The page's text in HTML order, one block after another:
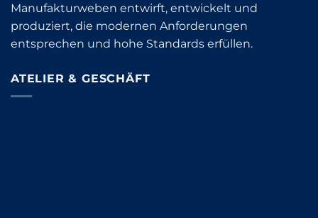
Manufakturweben entwirft, entwickelt und
produziert, die modernen Anforderungen
entsprechen und hohe Standards erfüllen.
ATELIER & GESCHÄFT